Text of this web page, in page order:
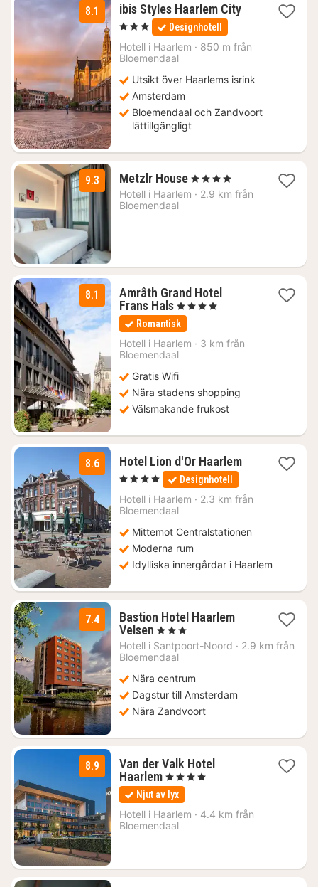
8.1 ibis Styles Haarlem City1
1015
, 3 Stjärnor Designhotell
Hotell i Haarlem · 850 m från
Bloemendaal
Utsikt över Haarlems isrink
Amsterdam
Bloemendaal och Zandvoort
lättillgängligt
9.3 Metzlr House2
nätter
, 4 Stjärnor
Hotell i Haarlem · 2.9 km från
Bloemendaal
8.1
Amrâth Grand Hotel
Frans Hals1
natt
från
1514
kr.
, 4 Stjärnor
Romantisk
Hotell i Haarlem · 3 km från
Bloemendaal
Gratis Wifi
Nära stadens shopping
Välsmakande frukost
8.6 Hotel Lion d'Or Haarlem1
1442
, 4 Stjärnor Designhotell
Hotell i Haarlem · 2.3 km från
Bloemendaal
Mittemot Centralstationen
Moderna rum
Idylliska innergårdar i Haarlem
7.4
Bastion Hotel Haarlem
Velsen 1
natt
från
kr.
, 3 Stjärnor
Hotell i Santpoort-Noord · 2.9 km från
Bloemendaal
Nära centrum
Dagstur till Amsterdam
Nära Zandvoort
8.9
Van der Valk Hotel
Haarlem1
natt
från
1410
kr.
, 4 Stjärnor
Njut av lyx
Hotell i Haarlem · 4.4 km från
Bloemendaal